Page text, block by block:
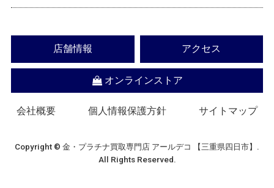
店舗情報 アクセス
オンラインストア
会社概要 個人情報保護方針 サイトマップ
Copyright © 金・プラチナ買取専門店 アールデコ 【三重県四日市】.
All Rights Reserved.